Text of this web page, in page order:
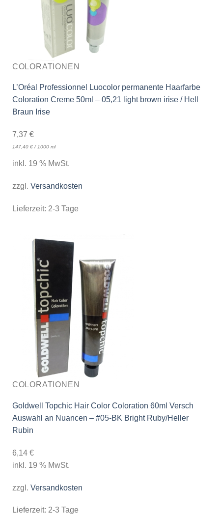
COLORATIONEN
L’Oréal Professionnel Luocolor permanente Haarfarbe
Coloration Creme 50ml – 05,21 light brown irise / Hell
Braun Irise
7,37 €
147,40 €/ 1000 ml
inkl. 19 % MwSt.
zzgl. Versandkosten
Lieferzeit: 2-3 Tage
COLORATIONEN
Goldwell Topchic Hair Color Coloration 60ml Versch
Auswahl an Nuancen – #05-BK Bright Ruby/Heller
Rubin
6,14 €
inkl. 19 % MwSt.
zzgl. Versandkosten
Lieferzeit: 2-3 Tage